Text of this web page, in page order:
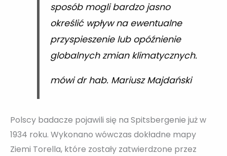
sposób mogli bardzo jasno
określić wpływ na ewentualne
przyspieszenie lub opóźnienie
globalnych zmian klimatycznych.
mówi dr hab. Mariusz Majdański
Polscy badacze pojawili się na Spitsbergenie już w
1934 roku. Wykonano wówczas dokładne mapy
Ziemi Torella, które zostały zatwierdzone przez